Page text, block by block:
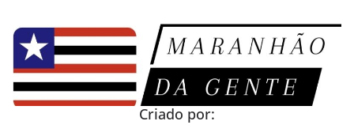
para
conteúdo
Criado por: